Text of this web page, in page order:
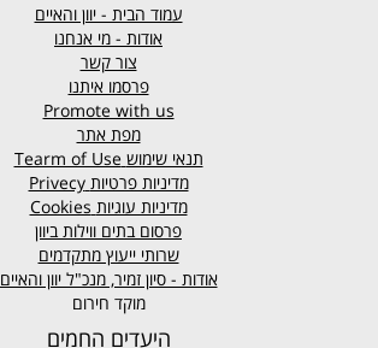
עמוד הבית - יוון והאיים
אודות - מי אנחנו
צור קשר
פרסמו איתנו
Promote with us
מפת אתר
תנאי שימוש
מדיניות פרטיות Privecy
מדיניות עוגיות Cookies
פרסום בתים ווילות ביוון
שרותי ייעוץ מתקדמים
אודות - סיון זמיר, מנכ"ל יוון והאיים
מוקד חירום
היעדים החמים